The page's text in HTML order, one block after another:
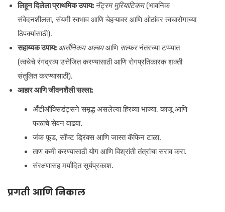
लिहून दिलेला प्राथमिक उपाय: नॅट्रम मुरियाटिकम(भावनिक
संवेदनशीलता, संयमी स्वभाव आणि चेहऱ्यावर आणि ओठांवर त्वचारोगाच्या
ठिपक्यांसाठी).
सहाय्यक उपाय: आर्सेनिकम अल्बमआणि सल्फरनंतरच्या टप्प्यात
(त्वचेचे रंगद्रव्य उत्तेजित करण्यासाठी आणि रोगप्रतिकारक शक्ती
संतुलित करण्यासाठी).
आहार आणि जीवनशैली सल्ला:
अँटीऑक्सिडंट्सने समृद्ध असलेल्या हिरव्या भाज्या, काजू आणि
फळांचे सेवन वाढवा.
जंक फूड, सॉफ्ट ड्रिंक्स आणि जास्त कॅफिन टाळा.
ताण कमी करण्यासाठी योग आणि विश्रांती तंत्रांचा सराव करा.
संरक्षणासह मर्यादित सूर्यप्रकाश.
प्रगती आणि निकाल